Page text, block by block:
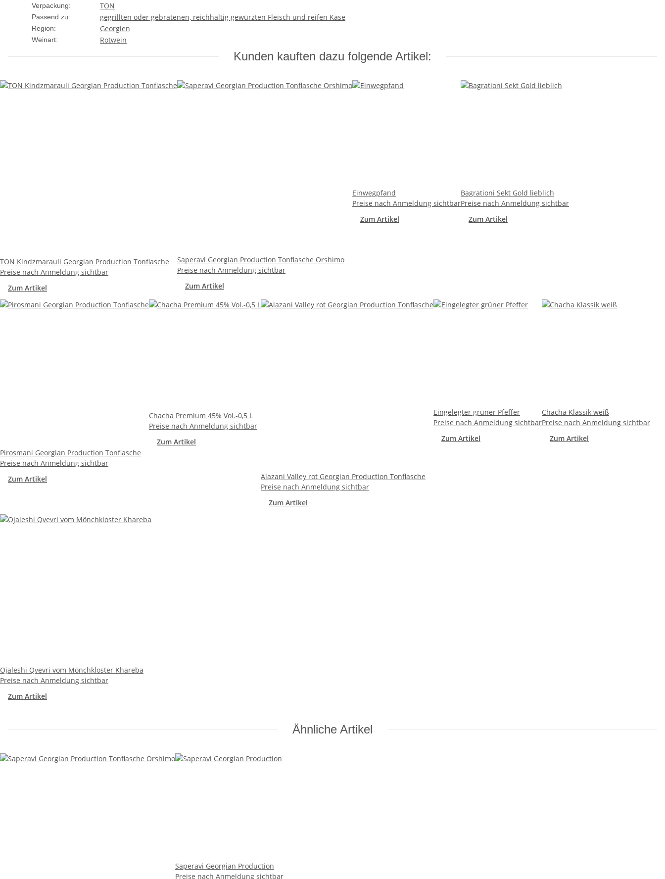
Verpackung: TON
Passend zu: gegrillten oder gebratenen, reichhaltig gewürzten Fleisch und reifen Käse
Region: Georgien
Weinart: Rotwein
Kunden kauften dazu folgende Artikel:
TON Kindzmarauli Georgian Production Tonflasche
Preise nach Anmeldung sichtbar
Zum Artikel
Saperavi Georgian Production Tonflasche Orshimo
Preise nach Anmeldung sichtbar
Zum Artikel
Einwegpfand
Preise nach Anmeldung sichtbar
Zum Artikel
Bagrationi Sekt Gold lieblich
Preise nach Anmeldung sichtbar
Zum Artikel
Pirosmani Georgian Production Tonflasche
Preise nach Anmeldung sichtbar
Zum Artikel
Chacha Premium 45% Vol.-0,5 L
Preise nach Anmeldung sichtbar
Zum Artikel
Alazani Valley rot Georgian Production Tonflasche
Preise nach Anmeldung sichtbar
Zum Artikel
Eingelegter grüner Pfeffer
Preise nach Anmeldung sichtbar
Zum Artikel
Chacha Klassik weiß
Preise nach Anmeldung sichtbar
Zum Artikel
Ojaleshi Qvevri vom Mönchkloster Khareba
Preise nach Anmeldung sichtbar
Zum Artikel
Ähnliche Artikel
Saperavi Georgian Production
Preise nach Anmeldung sichtbar